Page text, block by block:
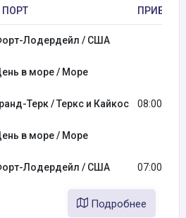
ПОРТ
Лодердейл / США
в море / Море
Терк / Теркс и Кайкос 08:00
в море / Море
Лодердейл / США 07:00
Подробнее